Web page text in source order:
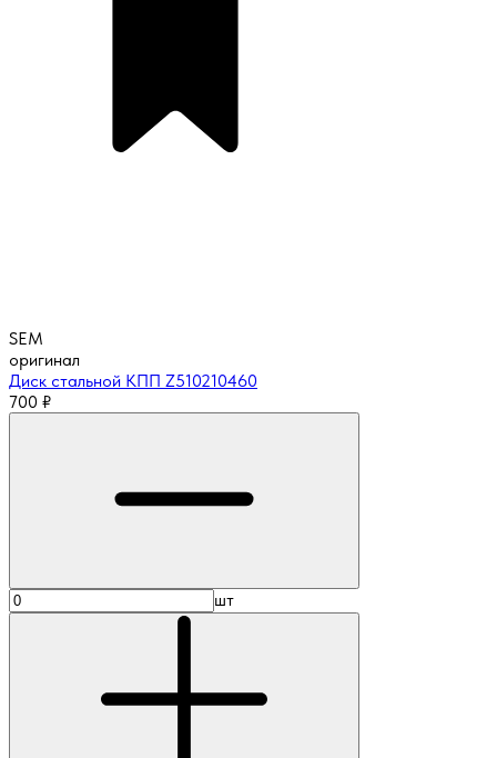
SEM
оригинал
Диск стальной КПП Z510210460
700 ₽
шт